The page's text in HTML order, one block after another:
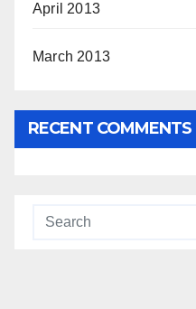
April 2013
March 2013
RECENT COMMENTS